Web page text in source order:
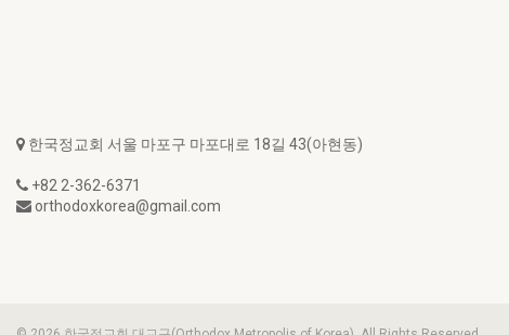
한국정교회 서울 마포구 마포대로 18길 43(아현동)
+82 2-362-6371
orthodoxkorea@gmail.com